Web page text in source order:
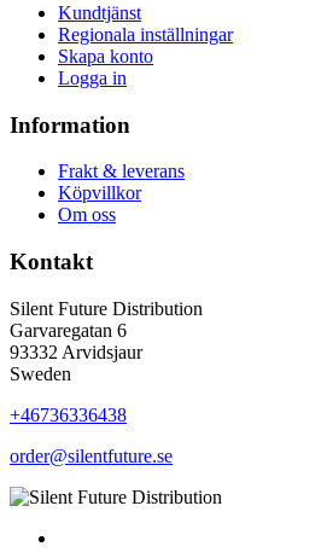
Kundtjänst
Regionala inställningar
Skapa konto
Logga in
Information
Frakt & leverans
Köpvillkor
Om oss
Kontakt
Silent Future Distribution
Garvaregatan 6
93332 Arvidsjaur
Sweden
+46736336438
order@silentfuture.se